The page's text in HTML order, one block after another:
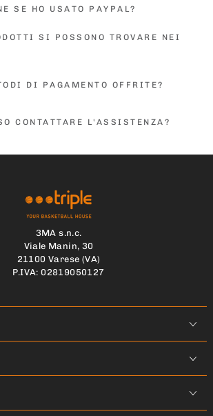
SE HO USATO PAYPAL?
SI POSSONO TROVARE NEI
DI PAGAMENTO OFFRITE?
CONTATTARE L'ASSISTENZA?
3MA s.n.c.
Viale Manin, 30
21100 Varese (VA)
P.IVA: 02819050127